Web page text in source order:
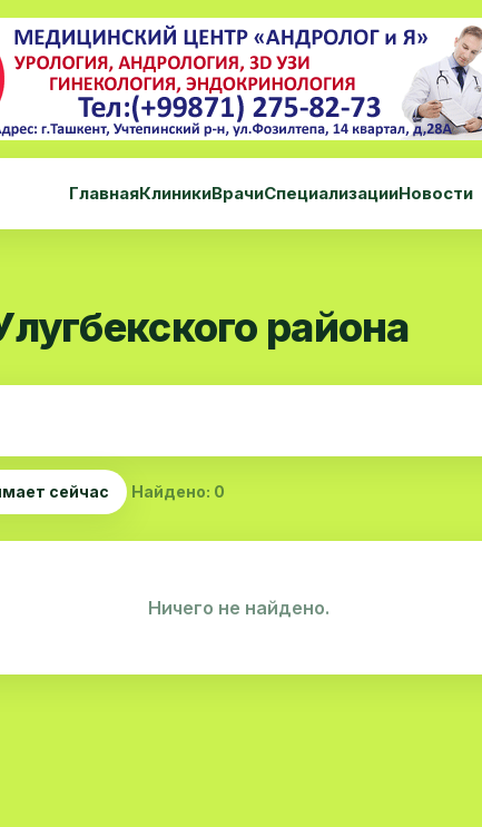
ГлавнаяКлиникиВрачиСпециализацииНовости
района
сейчас Найдено: 0
Ничего не найдено.